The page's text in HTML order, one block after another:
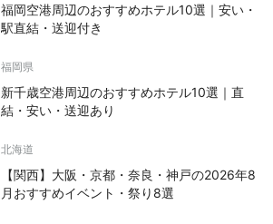
福岡空港周辺のおすすめホテル10選｜安い・
駅直結・送迎付き
福岡県
新千歳空港周辺のおすすめホテル10選｜直
結・安い・送迎あり
北海道
【関西】大阪・京都・奈良・神戸の2026年8
月おすすめイベント・祭り8選